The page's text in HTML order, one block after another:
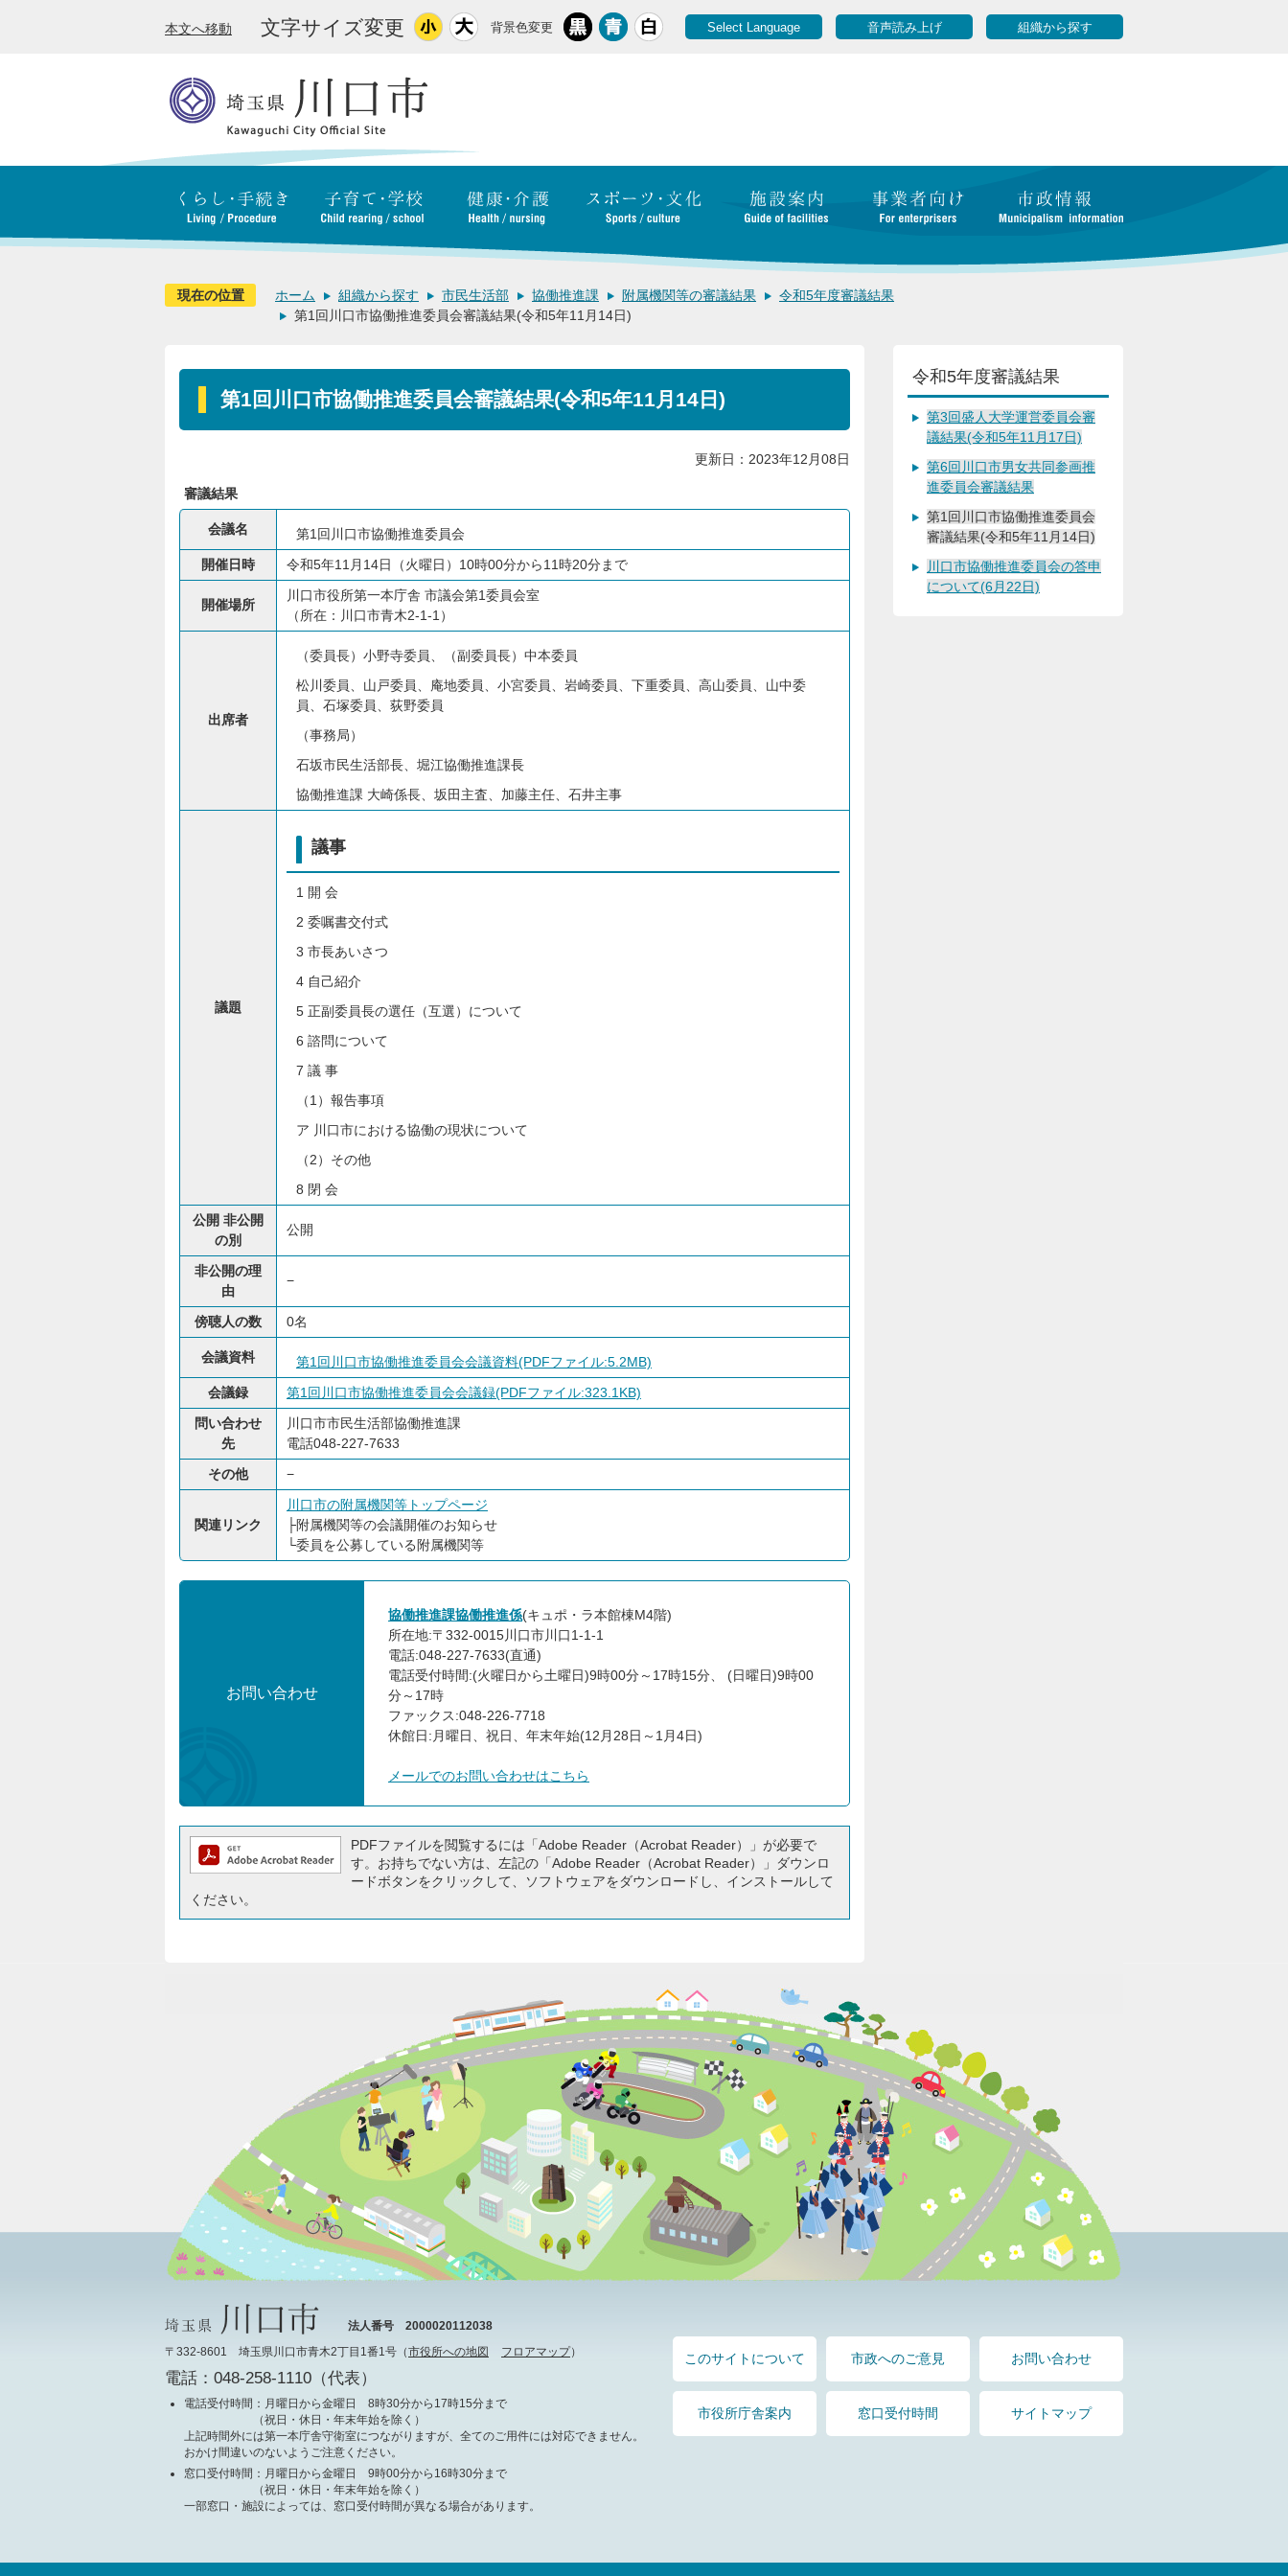
本文へ移動 文字サイズ変更 背景色変更 Select Language 音声読み上げ 組織から探す
現在の位置 ホーム 組織から探す 市民生活部 協働推進課 附属機関等の審議結果
令和5年度審議結果
第1回川口市協働推進委員会審議結果(令和5年11月14日)
第1回川口市協働推進委員会審議結果(令和5年11月14日)
更新日：2023年12月08日
審議結果
会議名
第1回川口市協働推進委員会
開催日時
令和5年11月14日（火曜日）10時00分から11時20分まで
開催場所
川口市役所第一本庁舎 市議会第1委員会室
（所在：川口市青木2-1-1）
出席者
（委員長）小野寺委員、（副委員長）中本委員
松川委員、山戸委員、庵地委員、小宮委員、岩崎委員、下重委員、高山委員、山中委
員、石塚委員、荻野委員
（事務局）
石坂市民生活部長、堀江協働推進課長
協働推進課 大崎係長、坂田主査、加藤主任、石井主事
議題
議事
1 開 会
2 委嘱書交付式
3 市長あいさつ
4 自己紹介
5 正副委員長の選任（互選）について
6 諮問について
7 議 事
（1）報告事項
ア 川口市における協働の現状について
（2）その他
8 閉 会
公開 非公開
の別
公開
非公開の理
由
−
傍聴人の数 0名
会議資料
第1回川口市協働推進委員会会議資料(PDFファイル:5.2MB)
会議録
第1回川口市協働推進委員会会議録(PDFファイル:323.1KB)
問い合わせ
先
川口市市民生活部協働推進課
電話048-227-7633
その他
−
関連リンク
川口市の附属機関等トップページ
├附属機関等の会議開催のお知らせ
└委員を公募している附属機関等
お問い合わせ
協働推進課協働推進係(キュポ・ラ本館棟M4階)
所在地:〒332-0015川口市川口1-1-1
電話:048-227-7633(直通)
電話受付時間:(火曜日から土曜日)9時00分～17時15分、 (日曜日)9時00
分～17時
ファックス:048-226-7718
休館日:月曜日、祝日、年末年始(12月28日～1月4日)
メールでのお問い合わせはこちら
PDFファイルを閲覧するには「Adobe Reader（Acrobat Reader）」が必要で
す。お持ちでない方は、左記の「Adobe Reader（Acrobat Reader）」ダウンロ
ードボタンをクリックして、ソフトウェアをダウンロードし、インストールして
ください。
令和5年度審議結果
第3回盛人大学運営委員会審
議結果(令和5年11月17日)
第6回川口市男女共同参画推
進委員会審議結果
第1回川口市協働推進委員会
審議結果(令和5年11月14日)
川口市協働推進委員会の答申
について(6月22日)
法人番号 2000020112038
〒332-8601 埼玉県川口市青木2丁目1番1号（市役所への地図 フロアマップ）
電話：048-258-1110（代表）
電話受付時間 ：月曜日から金曜日 8時30分から17時15分まで
（祝日・休日・年末年始を除く）
上記時間外には第一本庁舎守衛室につながりますが、全てのご用件には対応できません。
おかけ間違いのないようご注意ください。
窓口受付時間 ：月曜日から金曜日 9時00分から16時30分まで
（祝日・休日・年末年始を除く）
一部窓口・施設によっては、窓口受付時間が異なる場合があります。
このサイトについて 市政へのご意見 お問い合わせ
市役所庁舎案内 窓口受付時間 サイトマップ